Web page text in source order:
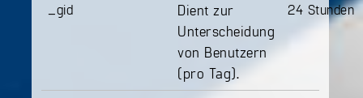
_gid
Dient zur
Unterscheidung
von Benutzern
(pro Tag).
24 Stunden